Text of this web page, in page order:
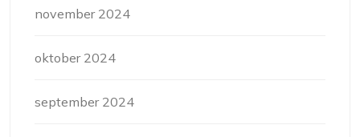
november 2024
oktober 2024
september 2024